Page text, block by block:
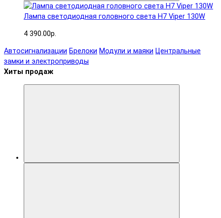
Лампа светодиодная головного света H7 Viper 130W
4 390.00р.
Автосигнализации Брелоки Модули и маяки Центральные
замки и электроприводы
Хиты продаж